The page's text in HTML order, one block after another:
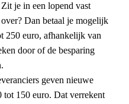
Zit je in een lopend vast
Dan betaal je mogelijk
250 euro, afhankelijk van
door of de besparing
geven nieuwe
tot 150 euro. Dat verrekent